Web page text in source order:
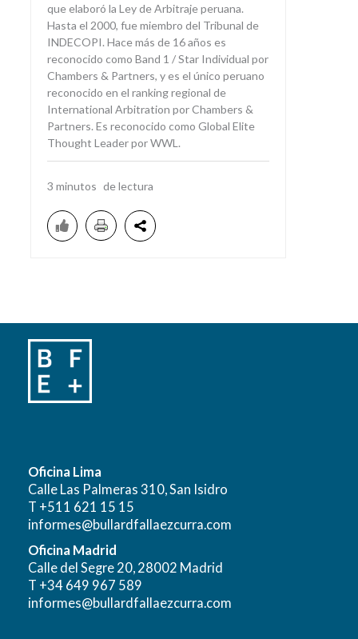
que elaboró la Ley de Arbitraje peruana.
Hasta el 2000, fue miembro del Tribunal de
INDECOPI. Hace más de 16 años es
reconocido como Band 1 / Star Individual por
Chambers & Partners, y es el único peruano
reconocido en el ranking regional de
International Arbitration por Chambers &
Partners. Es reconocido como Global Elite
Thought Leader por WWL.
3 minutos
Oficina Lima
Calle Las Palmeras 310, San Isidro
T +511 621 15 15
informes@bullardfallaezcurra.com
Oficina Madrid
Calle del Segre 20, 28002 Madrid
T +34 649 967 589
informes@bullardfallaezcurra.com